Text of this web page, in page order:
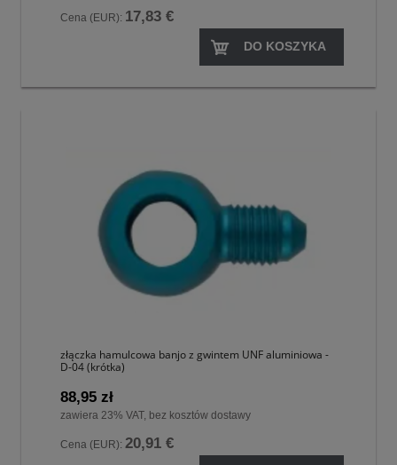
Cena (EUR): 17,83 €
DO KOSZYKA
złączka hamulcowa banjo z gwintem UNF aluminiowa -
D-04 (krótka)
88,95 zł
zawiera 23% VAT, bez kosztów dostawy
Cena (EUR): 20,91 €